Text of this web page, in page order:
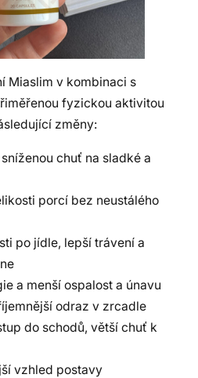
Miaslim v kombinaci s
fyzickou aktivitou
změny:
chuť na sladké a
porcí bez neustálého
po jídle, lepší trávení a
a menší ospalost a únavu
odraz v zrcadle
do schodů, větší chuť k
vzhled postavy